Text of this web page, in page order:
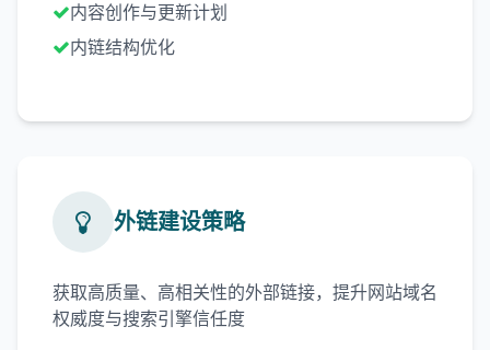
内容创作与更新计划
内链结构优化
外链建设策略
获取高质量、高相关性的外部链接，提升网站域名
权威度与搜索引擎信任度